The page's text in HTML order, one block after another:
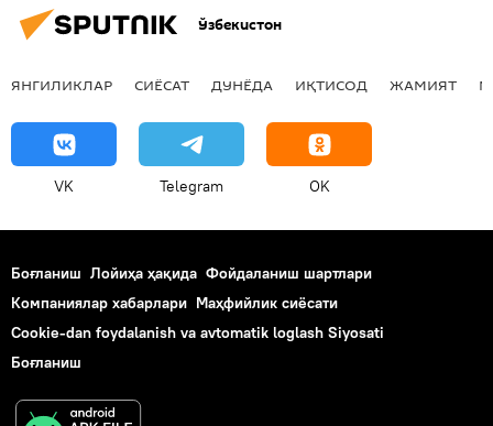
Ўзбекистон
ЯНГИЛИКЛАР СИЁСАТ ДУНЁДА ИҚТИСОД ЖАМИЯТ
VK Telegram OK
Боғланиш Лойиҳа ҳақида Фойдаланиш шартлари
Компаниялар хабарлари Маҳфийлик сиёсати
Cookie-dan foydalanish va avtomatik loglash Siyosati
Боғланиш